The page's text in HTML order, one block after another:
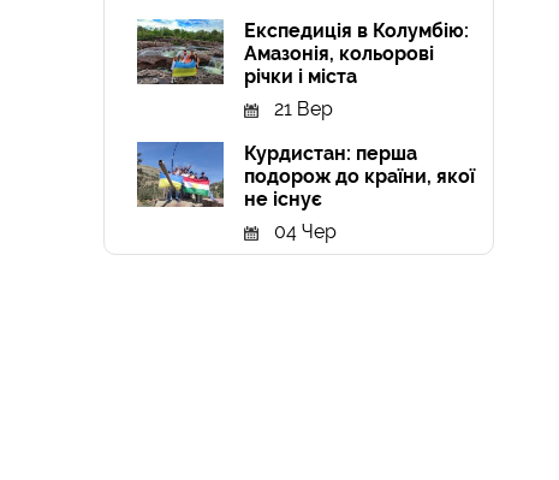
Експедиція в Колумбію:
Амазонія, кольорові
річки і міста
21 Вер
Курдистан: перша
подорож до країни, якої
не існує
04 Чер